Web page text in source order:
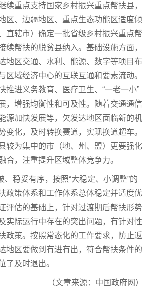
续重点支持国家乡村振兴重点帮扶县，
区、边疆地区、重点生态功能区适度倾
直辖市）确定一批省级乡村振兴重点帮
续帮扶的脱贫县纳入。基础设施方面，
地区交通、水利、能源、数字等项目布
区域经济中心的互联互通和要素流动。
推进义务教育、医疗卫生、“一老一小”
，增强均衡性和可及性。随着交通通信
源加快发展等，欠发达地区面临新的机
变化，及时转换赛道，实现换道超车。
较为集中的市（地、州、盟）更要强化
合，注重提升区域整体竞争力。
、稳妥有序，按照“大稳定、小调整”的
政策体系和工作体系总体稳定并适度优
评估的基础上，针对过渡期后帮扶形势
实际运行中存在的突出问题，有针对性
政策。按照常态化的工作要求，防止返
地区要做到有进有出，符合帮扶条件的
了及时退出。
（文章来源：中国政府网）